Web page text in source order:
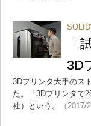
「
3D
3Dプリンタ大手のス
た。「3Dプリンタで
社）という。
（2017/